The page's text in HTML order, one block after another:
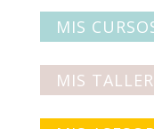
MIS
MIS